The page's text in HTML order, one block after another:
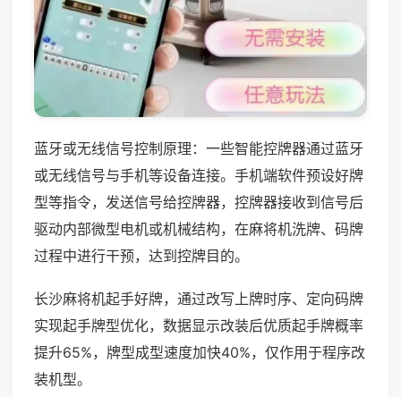
蓝牙或无线信号控制原理：一些智能控牌器通过蓝牙
或无线信号与手机等设备连接。手机端软件预设好牌
型等指令，发送信号给控牌器，控牌器接收到信号后
驱动内部微型电机或机械结构，在麻将机洗牌、码牌
过程中进行干预，达到控牌目的。
长沙麻将机起手好牌，通过改写上牌时序、定向码牌
实现起手牌型优化，数据显示改装后优质起手牌概率
提升65%，牌型成型速度加快40%，仅作用于程序改
装机型。